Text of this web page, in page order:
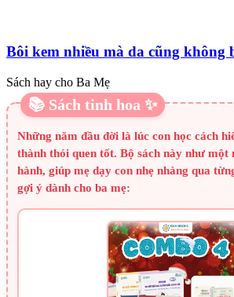
Bôi kem nhiều mà da cũng không
Sách hay cho Ba Mẹ
📚 Sách tinh hoa ✨
Những năm đầu đời là lúc con học cách
thành thói quen tốt. Bộ sách này như một
hành, giúp mẹ dạy con nhẹ nhàng qua
gợi ý dành cho ba mẹ: